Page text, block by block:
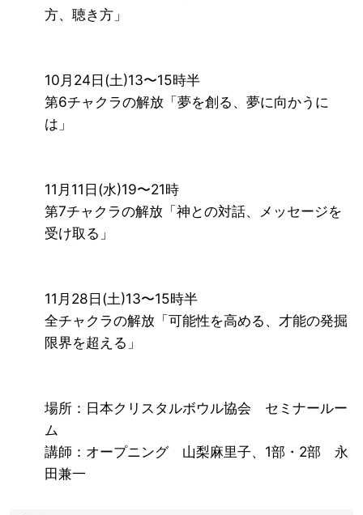
方、聴き方」
10月24日(土)13〜15時半
第6チャクラの解放「夢を創る、夢に向かうに
は」
11月11日(水)19〜21時
第7チャクラの解放「神との対話、メッセージを
受け取る」
11月28日(土)13〜15時半
全チャクラの解放「可能性を高める、才能の発掘
限界を超える」
場所：日本クリスタルボウル協会 セミナールー
ム
講師：オープニング 山梨麻里子、1部・2部 永
田兼一